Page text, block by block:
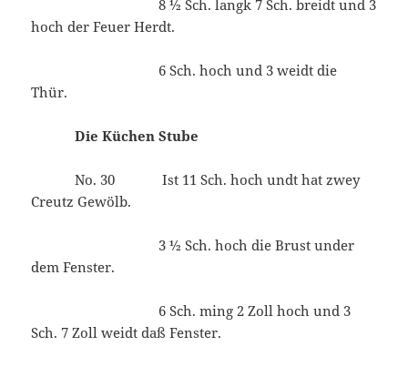
8 ½ Sch. langk 7 Sch. breidt und 3
hoch der Feuer Herdt.
6 Sch. hoch und 3 weidt die
Thür.
Die Küchen Stube
No. 30 Ist 11 Sch. hoch undt hat zwey
Creutz Gewölb.
3 ½ Sch. hoch die Brust under
dem Fenster.
6 Sch. ming 2 Zoll hoch und 3
Sch. 7 Zoll weidt daß Fenster.